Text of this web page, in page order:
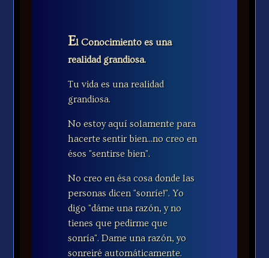
El Conocimiento es una
realidad grandiosa.
Tu vida es una realidad
grandiosa.
No estoy aquí solamente para
hacerte sentir bien...no creo en
ésos "sentirse bien".
No creo en ésa cosa donde las
personas dicen "sonríe!". Yo
digo "dáme una razón, y no
tienes que pedirme que
sonría". Dame una razón, yo
sonreiré automáticamente.